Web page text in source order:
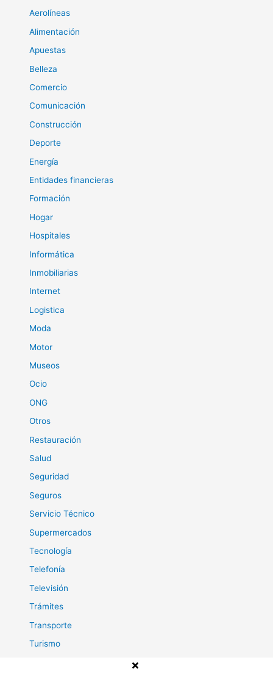
Aerolíneas
Alimentación
Apuestas
Belleza
Comercio
Comunicación
Construcción
Deporte
Energía
Entidades financieras
Formación
Hogar
Hospitales
Informática
Inmobiliarias
Internet
Logistica
Moda
Motor
Museos
Ocio
ONG
Otros
Restauración
Salud
Seguridad
Seguros
Servicio Técnico
Supermercados
Tecnología
Telefonía
Televisión
Trámites
Transporte
Turismo